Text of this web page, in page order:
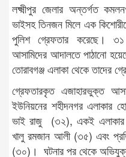
লক্ষ্মীপুর জেলার অন্তর্গত
ভাইসহ তিনজন মিলে এক
পুলিশ গ্রেফতার করেছে।
আসামিদের আদালতে পাঠানো
তোরাবগঞ্জ এলাকা থেকে তাদের
গ্রেফতারকৃত এজাহারভুক্ত
ইউনিয়নের শহীদনগর এলাকার
ভাই রাজু (৩২), একই এলাকার
খালু রমজান আলী (৩৫) এবং
(৩০)। ঘটনার পর থেকে